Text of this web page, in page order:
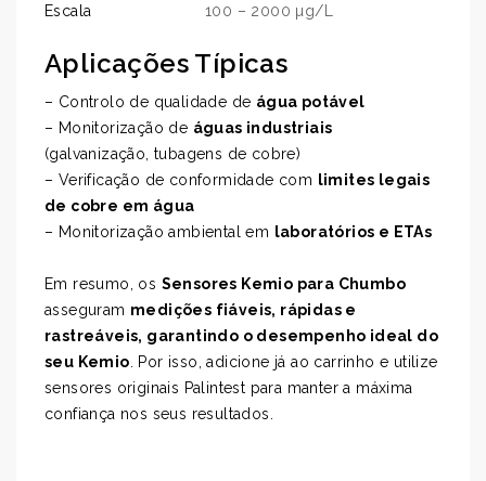
Escala
100 – 2000 µg/L
Aplicações Típicas
– Controlo de qualidade de água potável
– Monitorização de águas industriais
(galvanização, tubagens de cobre)
– Verificação de conformidade com limites legais
de cobre em água
– Monitorização ambiental em laboratórios e ETAs
Em resumo, os Sensores Kemio para Chumbo
asseguram medições fiáveis, rápidas e
rastreáveis, garantindo o desempenho ideal do
seu Kemio . Por isso, adicione já ao carrinho e utilize
sensores originais Palintest para manter a máxima
confiança nos seus resultados.